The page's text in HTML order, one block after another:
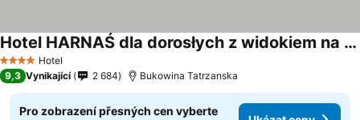
4 Počet hvězdiček
Hotel
Hotel HARNAŚ dla dorosłych z widokiem na Tatry - Adults only
9,3 Vynikající 2 684 Bukowina Tatrzanska
Pro zobrazení přesných cen vyberte